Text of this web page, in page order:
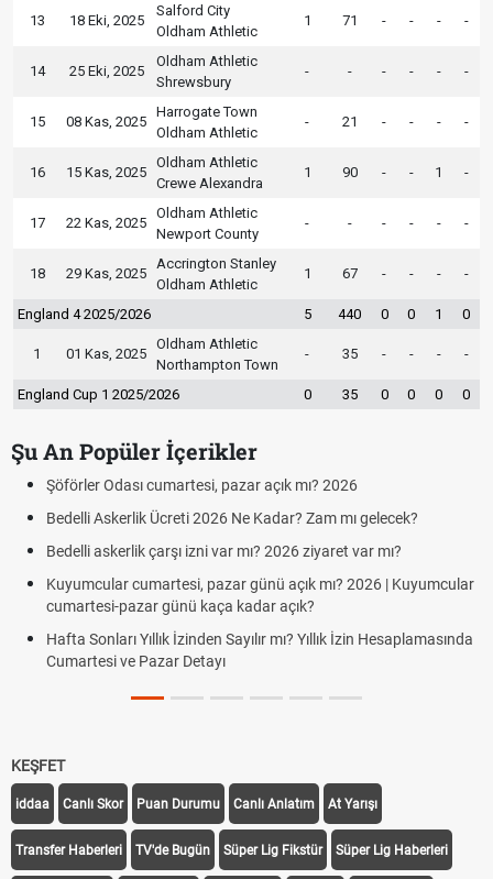
13 18 Eki, 2025
Salford City
Oldham Athletic
1 71 - - - -
14 25 Eki, 2025
Oldham Athletic
Shrewsbury
- - - - - -
15 08 Kas, 2025
Harrogate Town
Oldham Athletic
- 21 - - - -
16 15 Kas, 2025
Oldham Athletic
Crewe Alexandra
1 90 - - 1 -
17 22 Kas, 2025
Oldham Athletic
Newport County
- - - - - -
18 29 Kas, 2025
Accrington Stanley
Oldham Athletic
1 67 - - - -
England 4 2025/2026 5 440 0 0 1 0
1 01 Kas, 2025
Oldham Athletic
Northampton Town
- 35 - - - -
England Cup 1 2025/2026 0 35 0 0 0 0
Şu An Popüler İçerikler
Şöförler Odası cumartesi, pazar açık mı? 2026
Bedelli Askerlik Ücreti 2026 Ne Kadar? Zam mı gelecek?
Bedelli askerlik çarşı izni var mı? 2026 ziyaret var mı?
Kuyumcular cumartesi, pazar günü açık mı? 2026 | Kuyumcular
cumartesi-pazar günü kaça kadar açık?
Hafta Sonları Yıllık İzinden Sayılır mı? Yıllık İzin Hesaplamasında
Cumartesi ve Pazar Detayı
KEŞFET
iddaa Canlı Skor Puan Durumu Canlı Anlatım At Yarışı
Transfer Haberleri TV'de Bugün Süper Lig Fikstür Süper Lig Haberleri